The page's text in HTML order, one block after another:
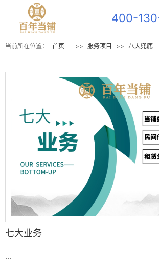
400-
当前所在位置： 首页 >> 服务项目 >> 八大兜底
七大业务
...